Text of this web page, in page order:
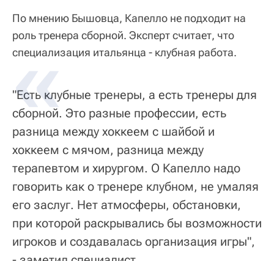
По мнению Бышовца, Капелло не подходит на
роль тренера сборной. Эксперт считает, что
специализация итальянца - клубная работа.
"Есть клубные тренеры, а есть тренеры для
сборной. Это разные профессии, есть
разница между хоккеем с шайбой и
хоккеем с мячом, разница между
терапевтом и хирургом. О Капелло надо
говорить как о тренере клубном, не умаляя
его заслуг. Нет атмосферы, обстановки,
при которой раскрывались бы возможности
игроков и создавалась организация игры",